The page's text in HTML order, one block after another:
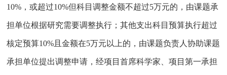
10%，或超过10%但科目调整金额不超过5万元的，由课题承
担单位根据研究需要调整执行；其他支出科目预算执行超过
核定预算10%且金额在5万元以上的，由课题负责人协助课题
承担单位提出调整申请，经项目首席科学家、项目第一承担